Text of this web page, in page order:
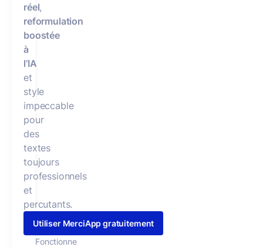
réel,
reformulation
boostée
à
l’IA
et
style
impeccable
pour
des
textes
toujours
professionnels
et
percutants.
Utiliser MerciApp gratuitement
Fonctionne